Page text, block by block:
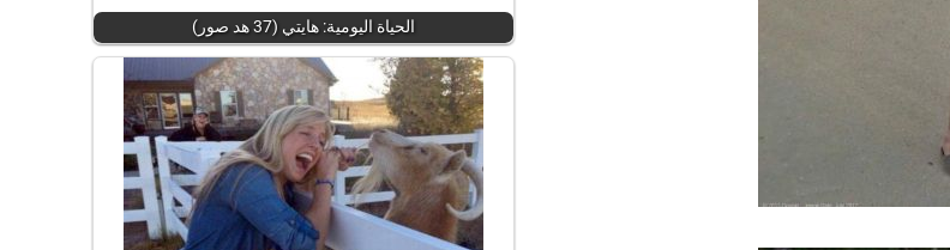
الحياة اليومية: هايتي (37 هد صور)